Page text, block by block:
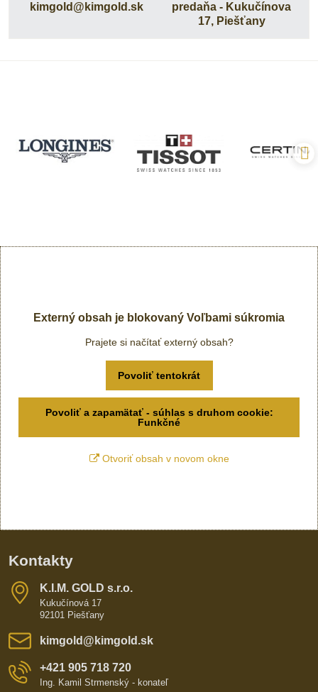
kimgold​@kimgold​.sk
predaňa - Kukučínova
17, Piešťany
Externý obsah je blokovaný Voľbami súkromia
Prajete si načítať externý obsah?
Povoliť tentokrát
Povoliť a zapamätať - súhlas s druhom cookie:
Funkčné
Otvoriť obsah v novom okne
Kontakty
K​​.I​​.M​​. GOLD s​​.r​​.o​​.
Kukučínová 17
92101 Piešťany
kimgold​@kimgold​.sk
+421 905 718 720
Ing. Kamil Strmenský - konateľ